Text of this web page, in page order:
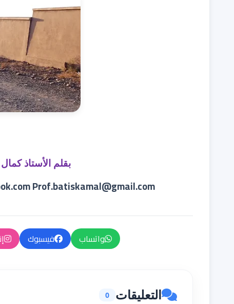
بقلم الأستاذ
Prof.batiskamal@gmail.com
واتساب فيسبوك
التعليقات 0